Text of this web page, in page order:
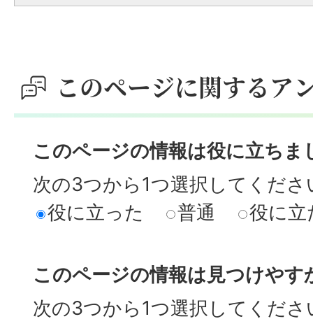
このページに関するア
このページの情報は役に立ちま
次の3つから1つ選択してくださ
役に立った
普通 役に立
このページの情報は見つけやす
次の3つから1つ選択してくださ